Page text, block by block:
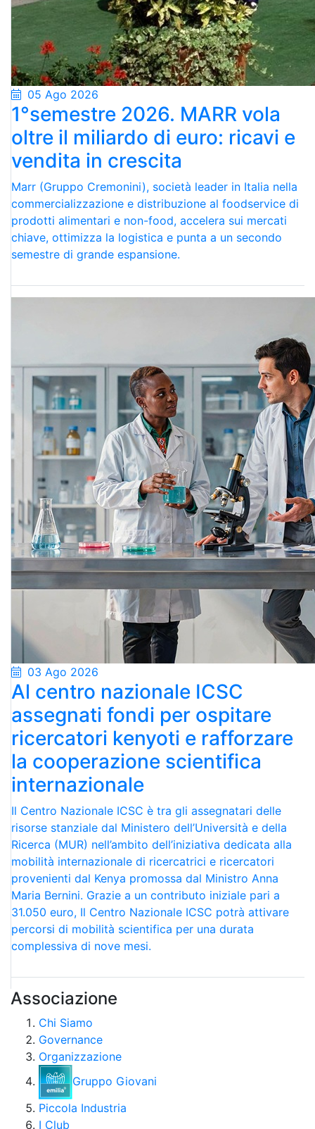
05 Ago 2026
1°semestre 2026. MARR vola
oltre il miliardo di euro: ricavi e
vendita in crescita
Marr (Gruppo Cremonini), società leader in Italia nella
commercializzazione e distribuzione al foodservice di
prodotti alimentari e non-food, accelera sui mercati
chiave, ottimizza la logistica e punta a un secondo
semestre di grande espansione.
03 Ago 2026
Al centro nazionale ICSC
assegnati fondi per ospitare
ricercatori kenyoti e rafforzare
la cooperazione scientifica
internazionale
Il Centro Nazionale ICSC è tra gli assegnatari delle
risorse stanziale dal Ministero dell’Università e della
Ricerca (MUR) nell’ambito dell’iniziativa dedicata alla
mobilità internazionale di ricercatrici e ricercatori
provenienti dal Kenya promossa dal Ministro Anna
Maria Bernini. Grazie a un contributo iniziale pari a
31.050 euro, Il Centro Nazionale ICSC potrà attivare
percorsi di mobilità scientifica per una durata
complessiva di nove mesi.
Associazione
Chi Siamo
Governance
Organizzazione
Gruppo Giovani
Piccola Industria
I Club